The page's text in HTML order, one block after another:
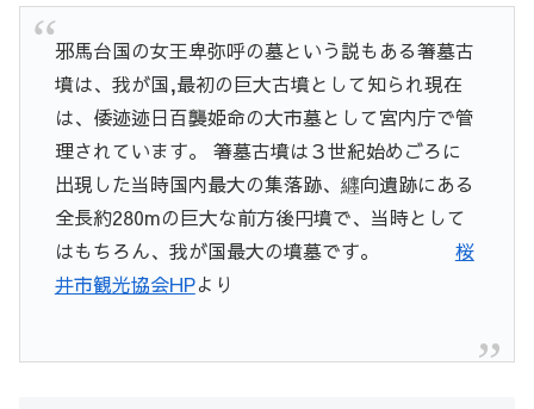
邪馬台国の女王卑弥呼の墓という説もある箸墓古
墳は、我が国,最初の巨大古墳として知られ現在
は、倭迹迹日百襲姫命の大市墓として宮内庁で管
理されています。 箸墓古墳は３世紀始めごろに
出現した当時国内最大の集落跡、纒向遺跡にある
全長約280mの巨大な前方後円墳で、当時として
はもちろん、我が国最大の墳墓です。 桜
井市観光協会HPより